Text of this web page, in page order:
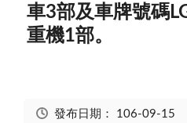
車3部及車牌號碼
重機1部。
發布日期： 106-09-15